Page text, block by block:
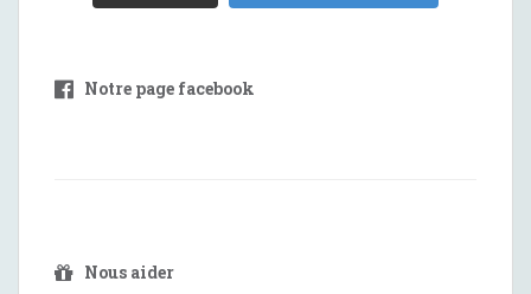
Notre page facebook
Nous aider